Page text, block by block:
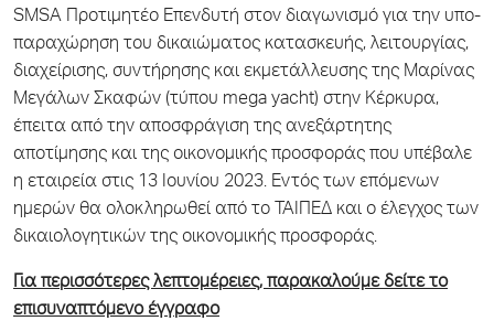
SMSA Προτιμητέο Επενδυτή στον διαγωνισμό για την υπο-
παραχώρηση του δικαιώματος κατασκευής, λειτουργίας,
διαχείρισης, συντήρησης και εκμετάλλευσης της Μαρίνας
Μεγάλων Σκαφών (τύπου mega yacht) στην Κέρκυρα,
έπειτα από την αποσφράγιση της ανεξάρτητης
αποτίμησης και της οικονομικής προσφοράς που υπέβαλε
η εταιρεία στις 13 Ιουνίου 2023. Εντός των επόμενων
ημερών θα ολοκληρωθεί από το ΤΑΙΠΕΔ και ο έλεγχος των
δικαιολογητικών της οικονομικής προσφοράς.
Για περισσότερες λεπτομέρειες, παρακαλούμε δείτε το
επισυναπτόμενο έγγραφο